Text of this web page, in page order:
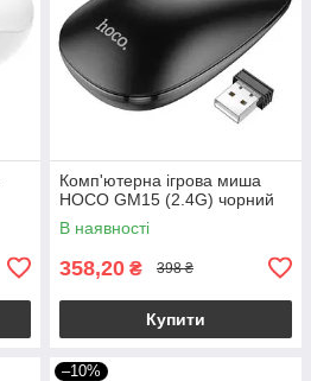
Комп'ютерна ігрова миша
HOCO GM15 (2.4G) чорний
В наявності
358,20 ₴ 398 ₴
Купити
–10%